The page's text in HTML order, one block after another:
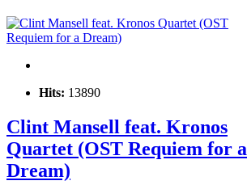
Hits: 13890
Clint Mansell feat. Kronos
Quartet (ОST Requiem for a
Dream)